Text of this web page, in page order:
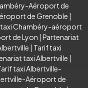
Aéroport de
de Grenoble |
taxi Chambéry-aéroport
de Lyon | Partenariat
| Tarif taxi
taxi Albertville |
taxi Albertville-
Aéroport de